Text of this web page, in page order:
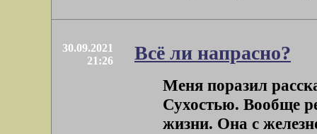
30.09.2021
21:26
Всё ли напрасно?
Меня поразил
Сухостью. Вообще
жизни. Она с